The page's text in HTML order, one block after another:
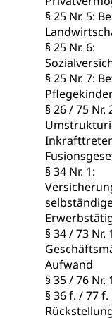
§ 25 Nr. 5:
§ 25 Nr. 6:
§ 25 Nr. 7:
§ 26 / 75 Nr.
§ 34 Nr. 1:
§ 34 / 73 Nr.
Aufwand
§ 35 / 76
§ 36 f. / 77